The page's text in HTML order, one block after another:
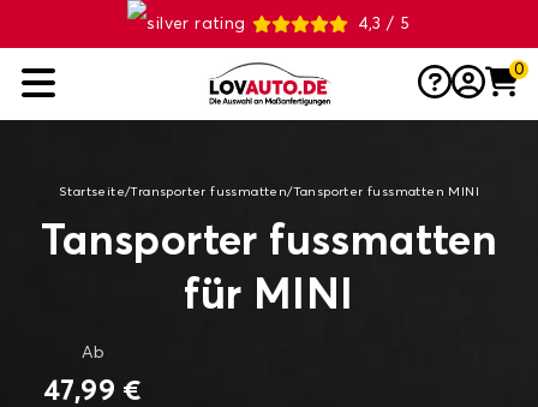
4,3 / 5
0
Startseite/Transporter fussmatten/Tansporter fussmatten MINI
Tansporter fussmatten
für MINI
Ab
47,99 €